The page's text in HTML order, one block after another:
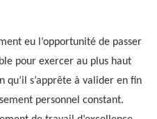
eu l’opportunité de passer
pour exercer au plus haut
qu’il s’apprête à valider en fin
personnel constant.